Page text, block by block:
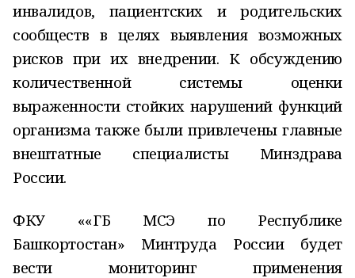
инвалидов, пациентских и родительских
сообществ в целях выявления возможных
рисков при их внедрении. К обсуждению
количественной системы оценки
выраженности стойких нарушений функций
организма также были привлечены главные
внештатные специалисты Минздрава
России.
ФКУ ««ГБ МСЭ по Республике
Башкортостан» Минтруда России будет
вести мониторинг применения